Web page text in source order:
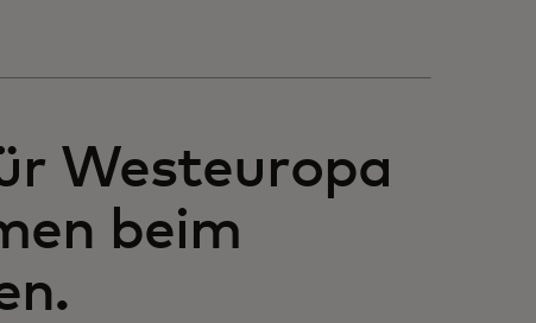
Westeuropa
beim